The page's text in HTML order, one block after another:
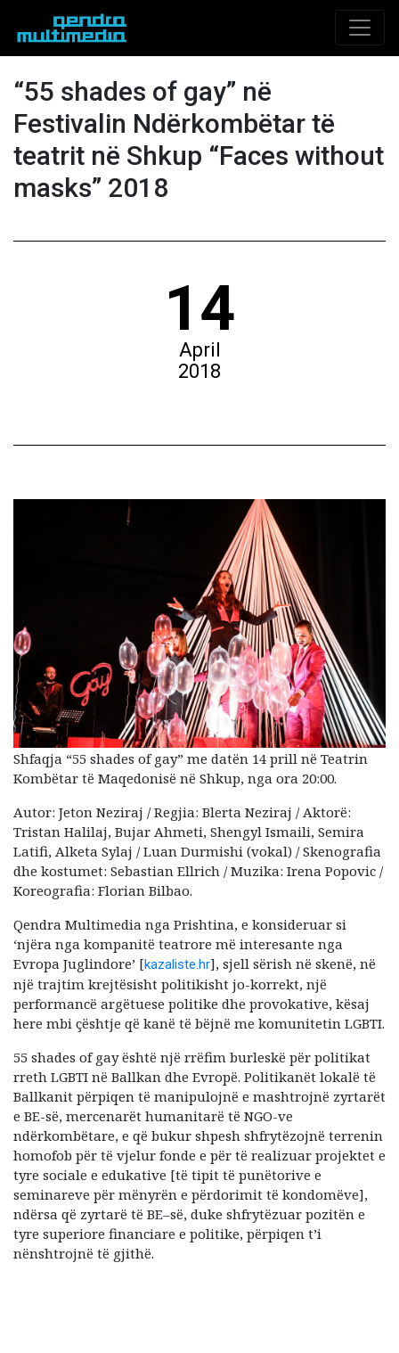
“55 shades of gay” në
Festivalin Ndërkombëtar të
teatrit në Shkup “Faces without
masks” 2018
14
April
2018
Shfaqja “55 shades of gay” me datën 14 prill në Teatrin
Kombëtar të Maqedonisë në Shkup, nga ora 20:00.
Autor: Jeton Neziraj / Regjia: Blerta Neziraj / Aktorë:
Tristan Halilaj, Bujar Ahmeti, Shengyl Ismaili, Semira
Latifi, Alketa Sylaj / Luan Durmishi (vokal) / Skenografia
dhe kostumet: Sebastian Ellrich / Muzika: Irena Popovic /
Koreografia: Florian Bilbao.
Qendra Multimedia nga Prishtina, e konsideruar si
‘njëra nga kompanitë teatrore më interesante nga
Evropa Juglindore’ [kazaliste.hr], sjell sërish në skenë, në
një trajtim krejtësisht politikisht jo-korrekt, një
performancë argëtuese politike dhe provokative, kësaj
here mbi çështje që kanë të bëjnë me komunitetin LGBTI.
55 shades of gay është një rrëfim burleskë për politikat
rreth LGBTI në Ballkan dhe Evropë. Politikanët lokalë të
Ballkanit përpiqen të manipulojnë e mashtrojnë zyrtarët
e BE-së, mercenarët humanitarë të NGO-ve
ndërkombëtare, e që bukur shpesh shfrytëzojnë terrenin
homofob për të vjelur fonde e për të realizuar projektet e
tyre sociale e edukative [të tipit të punëtorive e
seminareve për mënyrën e përdorimit të kondomëve],
ndërsa që zyrtarë të BE–së, duke shfrytëzuar pozitën e
tyre superiore financiare e politike, përpiqen t’i
nënshtrojnë të gjithë.